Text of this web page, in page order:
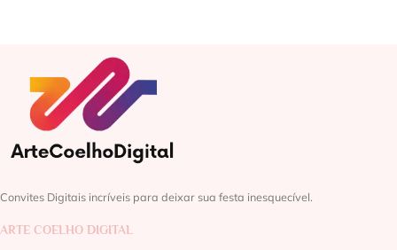
Convites Digitais incríveis para deixar sua festa inesquecível.
ARTE COELHO DIGITAL